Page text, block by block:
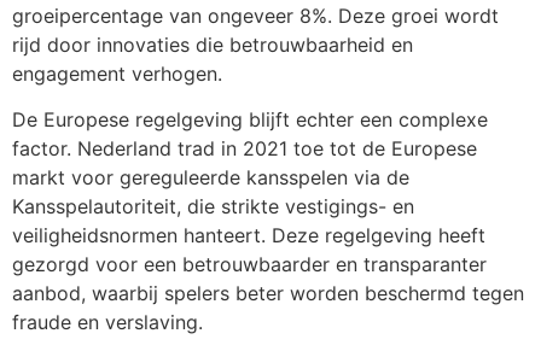
groeipercentage van ongeveer 8%. Deze groei wordt
rijd door innovaties die betrouwbaarheid en
engagement verhogen.
De Europese regelgeving blijft echter een complexe
factor. Nederland trad in 2021 toe tot de Europese
markt voor gereguleerde kansspelen via de
Kansspelautoriteit, die strikte vestigings- en
veiligheidsnormen hanteert. Deze regelgeving heeft
gezorgd voor een betrouwbaarder en transparanter
aanbod, waarbij spelers beter worden beschermd tegen
fraude en verslaving.